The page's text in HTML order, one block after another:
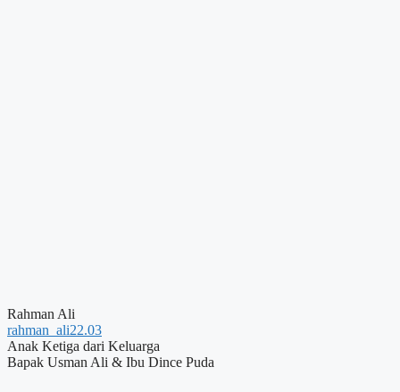
Rahman Ali
rahman_ali22.03
Anak Ketiga dari Keluarga
Bapak Usman Ali & Ibu Dince Puda